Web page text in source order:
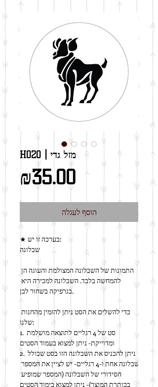
H020 | מזל גדי
₪35.00מחיר
הוסף לעגלה
★ בערכה זו יש:
שבלונה
בגרפיקה בשחור לבן.
שלנו:
1. סט של 4 רגליים לתוצאה מושלמת
ומדוייקת- ניתן למצוא בעמוד הסטים
2. ניתן להכניס את השבלונה הזו בסט שכולל
הסידורי של השבלונה (המספר שמופיע
בכותרת המוצר)- ניתן למצוא בימוד הסטים